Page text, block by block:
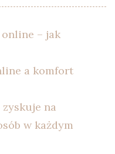
– jak
a komfort
na
w każdym